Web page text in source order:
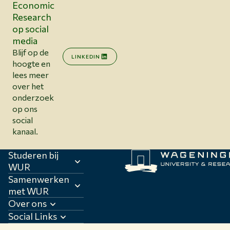
Economic
Research
op social
media
Blijf op de
hoogte en
lees meer
over het
onderzoek
op ons
social
kanaal.
LINKEDIN
Studeren bij
WUR
Samenwerken
met WUR
Over ons
Social Links